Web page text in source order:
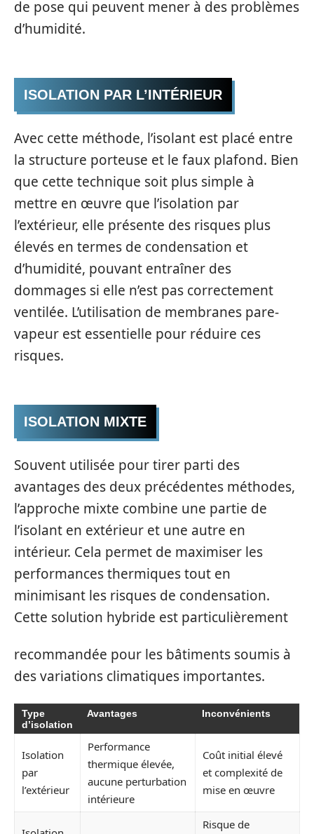
de pose qui peuvent mener à des problèmes
d’humidité.
ISOLATION PAR L’INTÉRIEUR
Avec cette méthode, l’isolant est placé entre
la structure porteuse et le faux plafond. Bien
que cette technique soit plus simple à
mettre en œuvre que l’isolation par
l’extérieur, elle présente des risques plus
élevés en termes de condensation et
d’humidité, pouvant entraîner des
dommages si elle n’est pas correctement
ventilée. L’utilisation de membranes pare-
vapeur est essentielle pour réduire ces
risques.
ISOLATION MIXTE
Souvent utilisée pour tirer parti des
avantages des deux précédentes méthodes,
l’approche mixte combine une partie de
l’isolant en extérieur et une autre en
intérieur. Cela permet de maximiser les
performances thermiques tout en
minimisant les risques de condensation.
Cette solution hybride est particulièrement
recommandée pour les bâtiments soumis à
des variations climatiques importantes.
Type
d’isolation
Avantages Inconvénients
Isolation
par
l’extérieur
Performance
thermique élevée,
aucune perturbation
intérieure
Coût initial élevé
et complexité de
mise en œuvre
Risque de